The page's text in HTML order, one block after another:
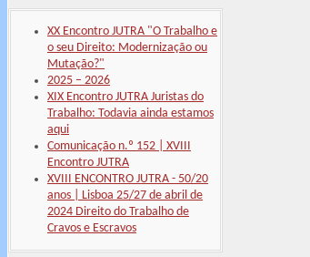
XX Encontro JUTRA "O Trabalho e
o seu Direito: Modernização ou
Mutação?"
2025 – 2026
XIX Encontro JUTRA Juristas do
Trabalho: Todavia ainda estamos
aqui
Comunicação n.º 152 | XVIII
Encontro JUTRA
XVIII ENCONTRO JUTRA - 50/20
anos | Lisboa 25/27 de abril de
2024 Direito do Trabalho de
Cravos e Escravos